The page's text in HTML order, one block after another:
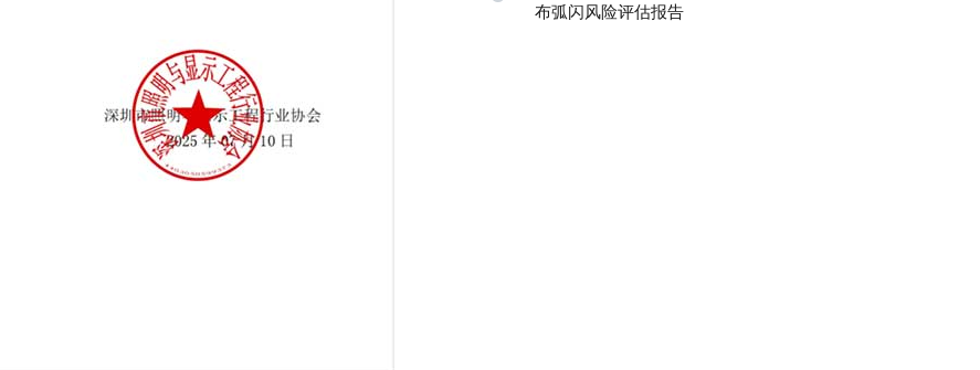
布弧闪风险评估报告